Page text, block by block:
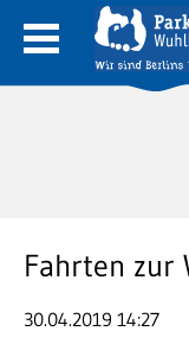
Fahrten zur
30.04.2019 14:27